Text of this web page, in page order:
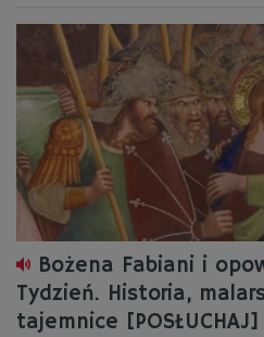
Bożena Fabiani i
Tydzień. Historia,
tajemnice [POSŁUCHAJ]